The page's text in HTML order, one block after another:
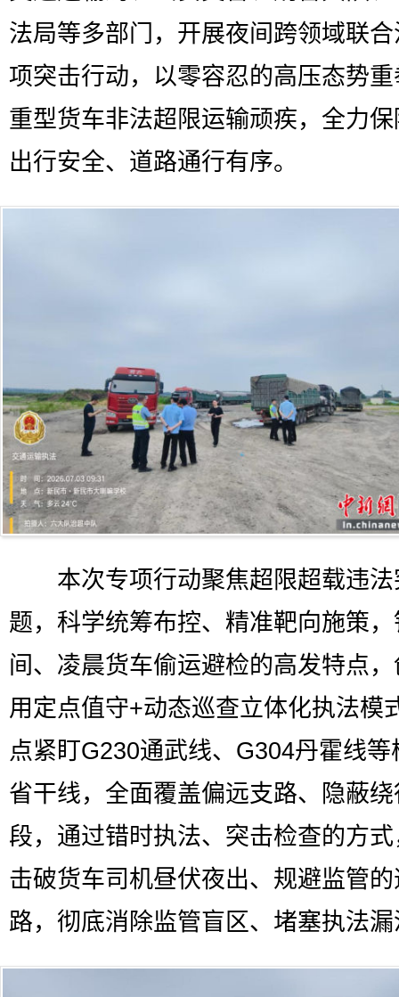
法局等多部门，开展夜间跨领域联
项突击行动，以零容忍的高压态势
重型货车非法超限运输顽疾，全力
出行安全、道路通行有序。
本次专项行动聚焦超限超载违法
题，科学统筹布控、精准靶向施策
间、凌晨货车偷运避检的高发特点
用定点值守+动态巡查立体化执法模
点紧盯G230通武线、G304丹霍线等
省干线，全面覆盖偏远支路、隐蔽
段，通过错时执法、突击检查的方
击破货车司机昼伏夜出、规避监管
路，彻底消除监管盲区、堵塞执法